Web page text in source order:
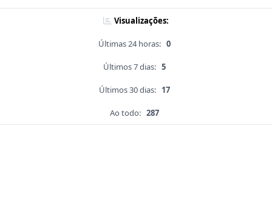
Visualizações:
Últimas 24 horas: 0
Últimos 7 dias: 5
Últimos 30 dias: 17
Ao todo: 287